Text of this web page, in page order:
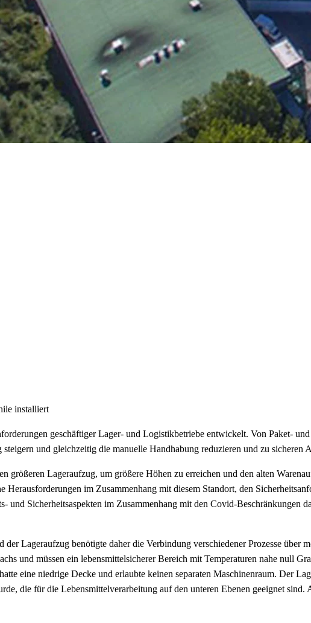
installiert
geschäftiger Lager- und Logistikbetriebe entwickelt. Von Paket-
und gleichzeitig die manuelle Handhabung reduzieren und zu sicheren
größeren Lageraufzug, um größere Höhen zu erreichen und den alten
Herausforderungen im Zusammenhang mit diesem Standort, den
und Sicherheitsaspekten im Zusammenhang mit den Covid-Beschränkungen
Lageraufzug benötigte daher die Verbindung verschiedener Prozesse über
und müssen ein lebensmittelsicherer Bereich mit Temperaturen nahe null
eine niedrige Decke und erlaubte keinen separaten Maschinenraum. Der
die für die Lebensmittelverarbeitung auf den unteren Ebenen geeignet